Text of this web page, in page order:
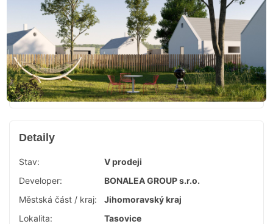
Detaily
Stav:
V prodeji
Developer:
BONALEA GROUP s.r.o.
Městská část / kraj:
Jihomoravský kraj
Lokalita:
Tasovice